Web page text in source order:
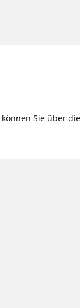
können Sie über